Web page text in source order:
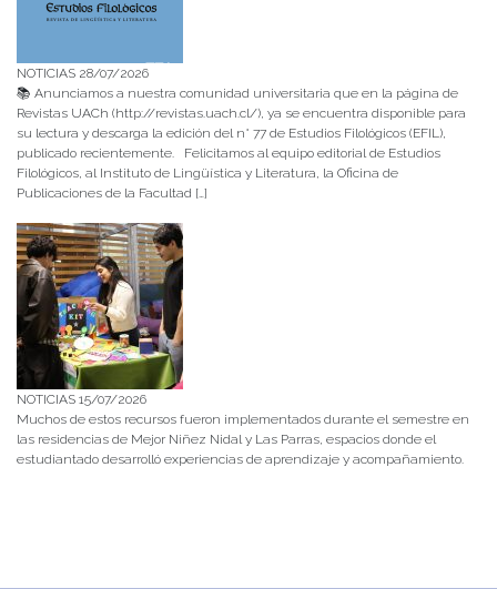
NOTICIAS 28/07/2026
📚 Anunciamos a nuestra comunidad universitaria que en la página de
Revistas UACh (http://revistas.uach.cl/), ya se encuentra disponible para
su lectura y descarga la edición del n° 77 de Estudios Filológicos (EFIL),
publicado recientemente. Felicitamos al equipo editorial de Estudios
Filológicos, al Instituto de Lingüística y Literatura, la Oficina de
Publicaciones de la Facultad […]
NOTICIAS 15/07/2026
Muchos de estos recursos fueron implementados durante el semestre en
las residencias de Mejor Niñez Nidal y Las Parras, espacios donde el
estudiantado desarrolló experiencias de aprendizaje y acompañamiento.